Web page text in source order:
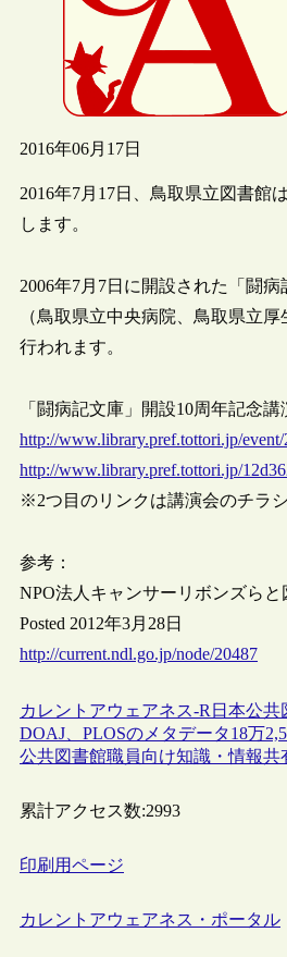
2016年06月17日
2016年7月17日、鳥取県立図書館
します。
2006年7月7日に開設された「闘
（鳥取県立中央病院、鳥取県立
行われます。
「闘病記文庫」開設10周年記念
http://www.library.pref.tottori.jp/
http://www.library.pref.tottori.jp/
※2つ目のリンクは講演会のチラシ
参考：
NPO法人キャンサーリボンズら
Posted 2012年3月28日
http://current.ndl.go.jp/node/20487
カレントアウェアネス-R 日本公共
DOAJ、PLOSのメタデータ18万
公共図書館職員向け知識・情報共
累計アクセス数:2993
印刷用ページ
カレントアウェアネス・ポータル